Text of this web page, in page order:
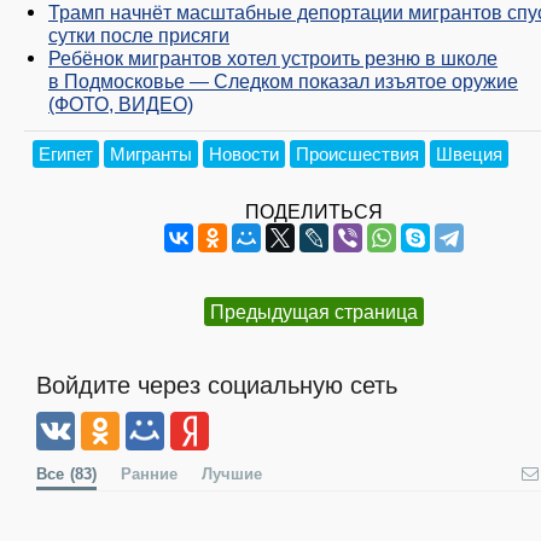
Трамп начнёт масштабные депортации мигрантов
сутки после присяги
Ребёнок мигрантов хотел устроить резню в школе
в Подмосковье — Следком показал изъятое оружие
(ФОТО, ВИДЕО)
Египет Мигранты Новости Происшествия Швеция
ПОДЕЛИТЬСЯ
Предыдущая страница
Войдите через социальную сеть
Все (83) Ранние Лучшие